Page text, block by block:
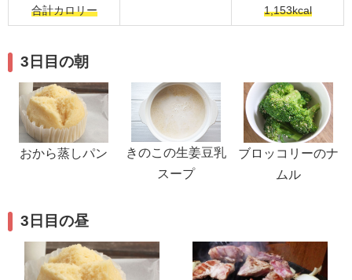
合計カロリー 1,153kcal
3日目の朝
おから蒸しパン
きのこの生姜豆乳
スープ
ブロッコリーのナ
ムル
3日目の昼